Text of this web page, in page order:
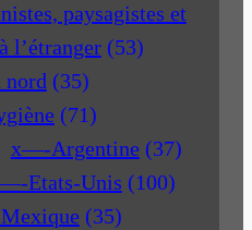
paysagistes et
l’étranger (53)
nord (35)
(71)
x—-Argentine (37)
Etats-Unis (100)
(35)